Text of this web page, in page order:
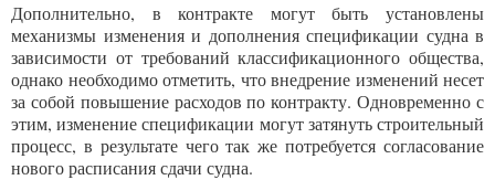
Дополнительно, в контракте могут быть установлены
механизмы изменения и дополнения спецификации судна в
зависимости от требований классификационного общества,
однако необходимо отметить, что внедрение изменений несет
за собой повышение расходов по контракту. Одновременно с
этим, изменение спецификации могут затянуть строительный
процесс, в результате чего так же потребуется согласование
нового расписания сдачи судна.